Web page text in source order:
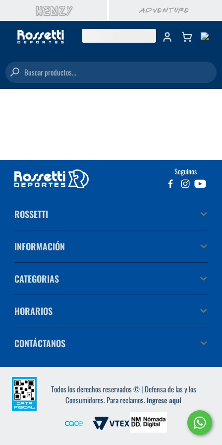
Buscar productos...
Seguinos
ROSSETTI
INFORMACIÓN
CATEGORIAS
HORARIOS
CONTÁCTANOS
Todos los derechos reservados © | Defensa de las y los
Consumidores. Para reclamos.Ingrese aquí